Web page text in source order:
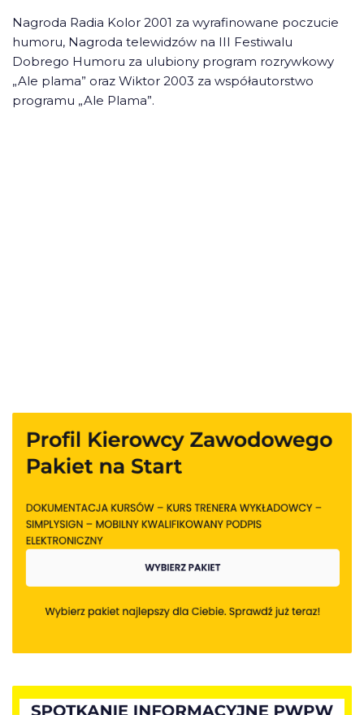
Nagroda Radia Kolor 2001 za wyrafinowane poczucie
humoru, Nagroda telewidzów na III Festiwalu
Dobrego Humoru za ulubiony program rozrywkowy
„Ale plama” oraz Wiktor 2003 za współautorstwo
programu „Ale Plama”.